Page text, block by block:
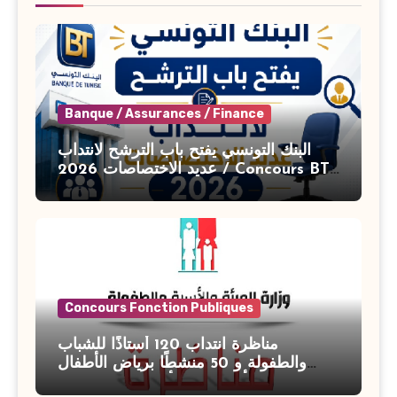
Banque / Assurances / Finance
البنك التونسي يفتح باب الترشح لانتداب
عديد الاختصاصات 2026 / Concours BT
Banque de Tunisie 2026
Concours Fonction Publiques
مناظرة انتداب 120 أستاذًا للشباب
والطفولة و 50 منشطًا برياض الأطفال
بوزارة الأسرة والمرأة والطفولة وكبار